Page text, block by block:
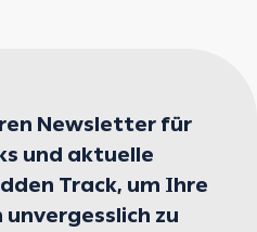
Newsletter für
und aktuelle
Track, um Ihre
unvergesslich zu